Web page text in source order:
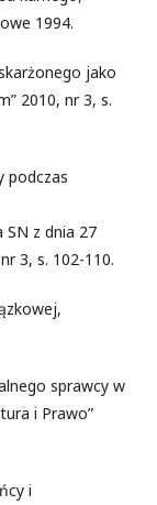
1994.
jako
2010, nr 3, s.
podczas
z dnia 27
3, s. 102-110.
sprawcy w
i Prawo”
i